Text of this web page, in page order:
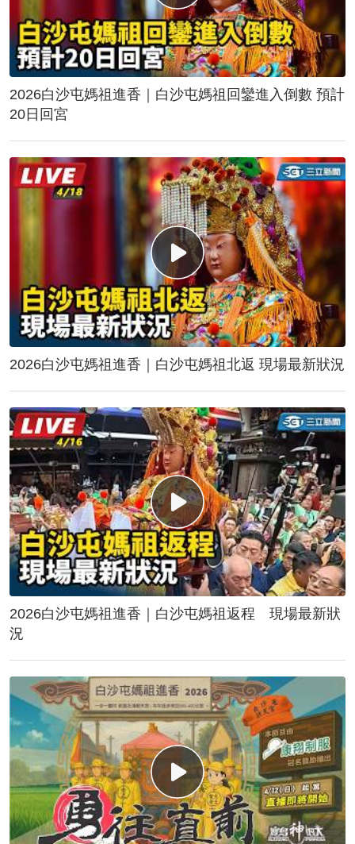
2026白沙屯媽祖進香｜白沙屯媽祖回鑾進入倒數 預計
20日回宮
2026白沙屯媽祖進香｜白沙屯媽祖北返 現場最新狀況
2026白沙屯媽祖進香｜白沙屯媽祖返程 現場最新狀
況